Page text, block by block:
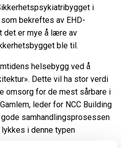
i
bekreftes av EHD-
det er mye å lære av
ble til.
helsebygg ved å
Dette vil ha stor verdi
omsorg for de mest sårbare i
leder for NCC Building
samhandlingsprosessen
i denne typen